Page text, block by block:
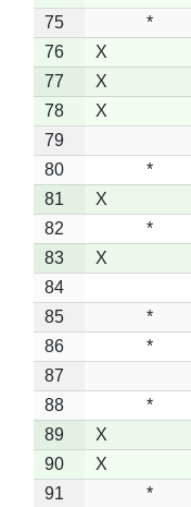
75
*
76
X
77
X
78
X
79
80
*
81
X
82
*
83
X
84
85
*
86
*
87
88
*
89
X
90
X
91
*